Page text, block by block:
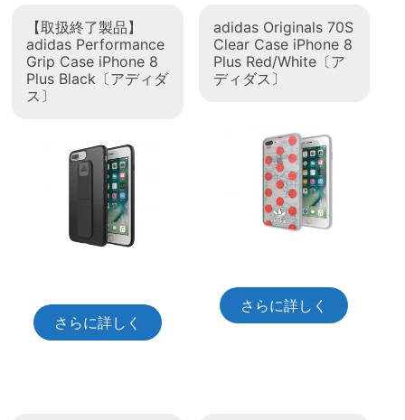
【取扱終了製品】
adidas Performance
Grip Case iPhone 8
Plus Black〔アディダ
ス〕
さらに詳しく
adidas Originals 70S
Clear Case iPhone 8
Plus Red/White〔ア
ディダス〕
さらに詳しく